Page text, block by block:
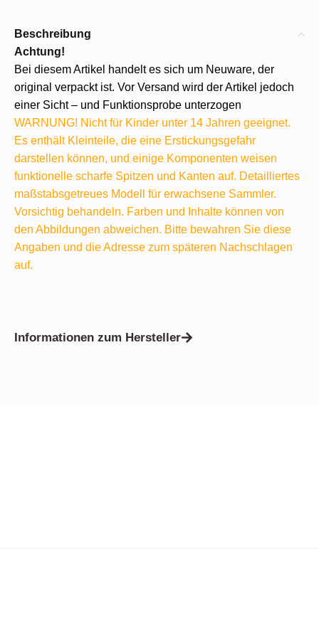
Beschreibung
Achtung!
Bei diesem Artikel handelt es sich um Neuware, der
original verpackt ist. Vor Versand wird der Artikel jedoch
einer Sicht – und Funktionsprobe unterzogen
WARNUNG! Nicht für Kinder unter 14 Jahren geeignet.
Es enthält Kleinteile, die eine Erstickungsgefahr
darstellen können, und einige Komponenten weisen
funktionelle scharfe Spitzen und Kanten auf. Detailliertes
maßstabsgetreues Modell für erwachsene Sammler.
Vorsichtig behandeln. Farben und Inhalte können von
den Abbildungen abweichen. Bitte bewahren Sie diese
Angaben und die Adresse zum späteren Nachschlagen
auf.
Informationen zum Hersteller